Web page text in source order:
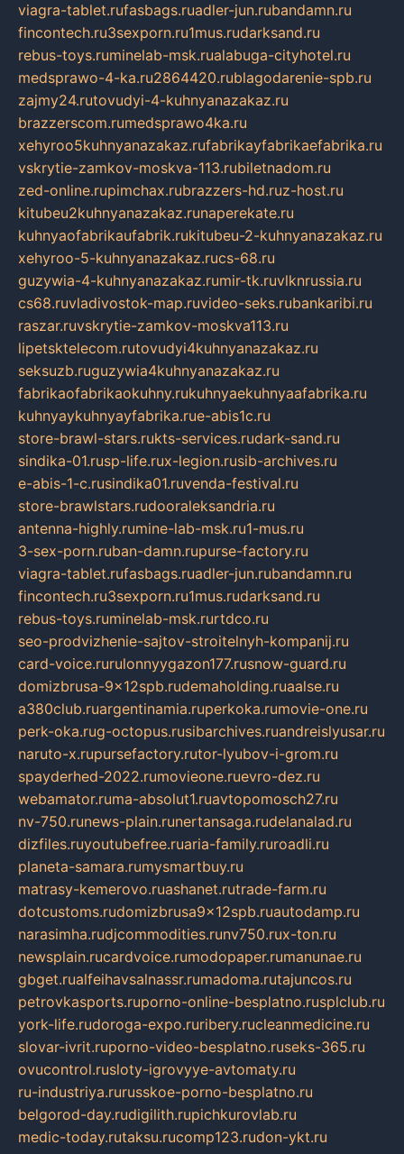
viagra-tablet.rufasbags.ruadler-jun.rubandamn.ru
fincontech.ru3sexporn.ru1mus.rudarksand.ru
rebus-toys.ruminelab-msk.rualabuga-cityhotel.ru
medsprawo-4-ka.ru2864420.rublagodarenie-spb.ru
zajmy24.rutovudyi-4-kuhnyanazakaz.ru
brazzerscom.rumedsprawo4ka.ru
xehyroo5kuhnyanazakaz.rufabrikayfabrikaefabrika.ru
vskrytie-zamkov-moskva-113.rubiletnadom.ru
zed-online.rupimchax.rubrazzers-hd.ruz-host.ru
kitubeu2kuhnyanazakaz.runaperekate.ru
kuhnyaofabrikaufabrik.rukitubeu-2-kuhnyanazakaz.ru
xehyroo-5-kuhnyanazakaz.rucs-68.ru
guzywia-4-kuhnyanazakaz.rumir-tk.ruvlknrussia.ru
cs68.ruvladivostok-map.ruvideo-seks.rubankaribi.ru
raszar.ruvskrytie-zamkov-moskva113.ru
lipetsktelecom.rutovudyi4kuhnyanazakaz.ru
seksuzb.ruguzywia4kuhnyanazakaz.ru
fabrikaofabrikaokuhny.rukuhnyaekuhnyaafabrika.ru
kuhnyaykuhnyayfabrika.rue-abis1c.ru
store-brawl-stars.rukts-services.rudark-sand.ru
sindika-01.rusp-life.rux-legion.rusib-archives.ru
e-abis-1-c.rusindika01.ruvenda-festival.ru
store-brawlstars.rudooraleksandria.ru
antenna-highly.rumine-lab-msk.ru1-mus.ru
3-sex-porn.ruban-damn.rupurse-factory.ru
viagra-tablet.rufasbags.ruadler-jun.rubandamn.ru
fincontech.ru3sexporn.ru1mus.rudarksand.ru
rebus-toys.ruminelab-msk.rurtdco.ru
seo-prodvizhenie-sajtov-stroitelnyh-kompanij.ru
card-voice.rurulonnyygazon177.rusnow-guard.ru
domizbrusa-9x12spb.rudemaholding.ruaalse.ru
a380club.ruargentinamia.ruperkoka.rumovie-one.ru
perk-oka.rug-octopus.rusibarchives.ruandreislyusar.ru
naruto-x.rupursefactory.rutor-lyubov-i-grom.ru
spayderhed-2022.rumovieone.ruevro-dez.ru
webamator.ruma-absolut1.ruavtopomosch27.ru
nv-750.runews-plain.runertansaga.rudelanalad.ru
dizfiles.ruyoutubefree.ruaria-family.ruroadli.ru
planeta-samara.rumysmartbuy.ru
matrasy-kemerovo.ruashanet.rutrade-farm.ru
dotcustoms.rudomizbrusa9x12spb.ruautodamp.ru
narasimha.rudjcommodities.runv750.rux-ton.ru
newsplain.rucardvoice.rumodopaper.rumanunae.ru
gbget.rualfeihavsalnassr.rumadoma.rutajuncos.ru
petrovkasports.ruporno-online-besplatno.rusplclub.ru
york-life.rudoroga-expo.ruribery.rucleanmedicine.ru
slovar-ivrit.ruporno-video-besplatno.ruseks-365.ru
ovucontrol.rusloty-igrovyye-avtomaty.ru
ru-industriya.rurusskoe-porno-besplatno.ru
belgorod-day.rudigilith.rupichkurovlab.ru
medic-today.rutaksu.rucomp123.rudon-ykt.ru